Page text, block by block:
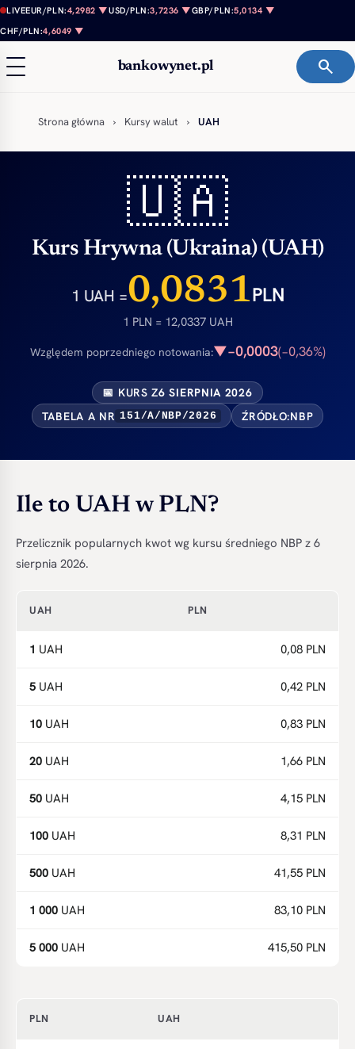
Przejdź do treści
LIVEEUR/PLN:4,2982 ▼USD/PLN:3,7236 ▼GBP/PLN:5,0134 ▼
CHF/PLN:4,6049 ▼
bankowynet.pl search
Strona główna › Kursy walut › UAH
🇺🇦
Kurs Hrywna (Ukraina) (UAH)
1 UAH =0,0831PLN
1 PLN = 12,0337 UAH
Względem poprzedniego notowania:▼−0,0003(−0,36%)
📅 KURS Z6 SIERPNIA 2026
TABELA A NR 151/A/NBP/2026 ŹRÓDŁO:NBP
Ile to UAH w PLN?
Przelicznik popularnych kwot wg kursu średniego NBP z 6
sierpnia 2026.
UAH PLN
1 UAH 0,08 PLN
5 UAH 0,42 PLN
10 UAH 0,83 PLN
20 UAH 1,66 PLN
50 UAH 4,15 PLN
100 UAH 8,31 PLN
500 UAH 41,55 PLN
1 000 UAH 83,10 PLN
5 000 UAH 415,50 PLN
PLN UAH